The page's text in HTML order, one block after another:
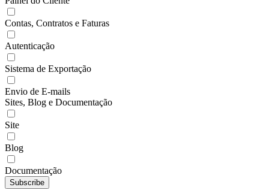
Contas, Contratos e Faturas
Autenticação
Sistema de Exportação
Envio de E-mails
Sites, Blog e Documentação
Site
Blog
Documentação
Subscribe